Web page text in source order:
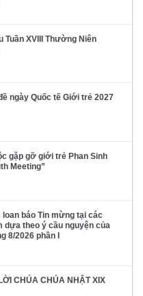
Tuần XVIII Thường Niên
ngày Quốc tế Giới trẻ 2027
gặp gỡ giới trẻ Phan Sinh
Meeting”
báo Tin mừng tại các
dựa theo ý cầu nguyện của
8/2026 phần I
CHÚA CHÚA NHẬT XIX